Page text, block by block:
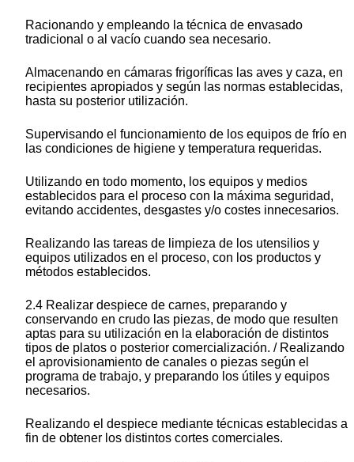
Racionando y empleando la técnica de envasado
tradicional o al vacío cuando sea necesario.
Almacenando en cámaras frigoríficas las aves y caza, en
recipientes apropiados y según las normas establecidas,
hasta su posterior utilización.
Supervisando el funcionamiento de los equipos de frío en
las condiciones de higiene y temperatura requeridas.
Utilizando en todo momento, los equipos y medios
establecidos para el proceso con la máxima seguridad,
evitando accidentes, desgastes y/o costes innecesarios.
Realizando las tareas de limpieza de los utensilios y
equipos utilizados en el proceso, con los productos y
métodos establecidos.
2.4 Realizar despiece de carnes, preparando y
conservando en crudo las piezas, de modo que resulten
aptas para su utilización en la elaboración de distintos
tipos de platos o posterior comercialización. / Realizando
el aprovisionamiento de canales o piezas según el
programa de trabajo, y preparando los útiles y equipos
necesarios.
Realizando el despiece mediante técnicas establecidas a
fin de obtener los distintos cortes comerciales.